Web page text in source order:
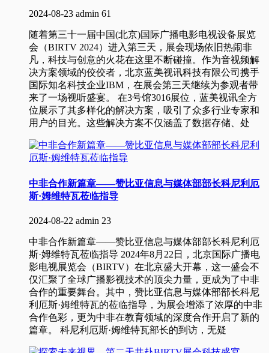
2024-08-23 admin 61
随着第三十一届中国(北京)国际广播电影电视设备展览
会（BIRTV 2024）进入第三天，展会现场依旧热闹非
凡，科技与创意的火花在这里不断碰撞。作为音视频解
决方案领域的佼佼者，北京蓝美视讯科技有限公司携手
国际知名科技企业IBM，在展会第三天继续为参观者带
来了一场视听盛宴。 在3号馆3016展位，蓝美视讯全方
位展示了其多样化的解决方案，吸引了众多行业专家和
用户的目光。这些解决方案不仅涵盖了数据存储、处
中非合作新篇章——赞比亚信息与媒体部部长科尼利厄
斯·姆维特瓦莅临指导
2024-08-22 admin 23
中非合作新篇章——赞比亚信息与媒体部部长科尼利厄
斯·姆维特瓦莅临指导 2024年8月22日，北京国际广播电
影电视展览会（BIRTV）在北京盛大开幕，这一盛会不
仅汇聚了全球广播影视技术的顶尖力量，更成为了中非
合作的重要舞台。其中，赞比亚信息与媒体部部长科尼
利厄斯·姆维特瓦的莅临指导，为展会增添了浓厚的中非
合作色彩，更为中非在教育领域的深度合作开启了新的
篇章。 科尼利厄斯·姆维特瓦部长的到访，无疑